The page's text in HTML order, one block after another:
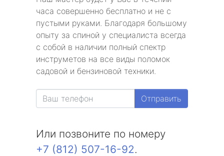
часа совершенно бесплатно и не с
пустыми руками. Благодаря большому
опыту за спиной у специалиста всегда
с собой в наличии полный спектр
инструметов на все виды поломок
садовой и бензиновой техники.
Отправить
Или позвоните по номеру
+7 (812) 507-16-92.